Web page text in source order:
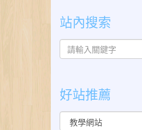
站內搜索
好站推薦